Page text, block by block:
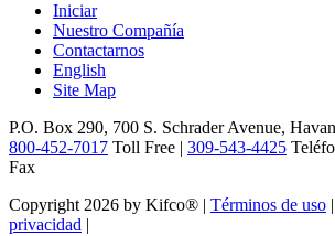
Iniciar
Nuestro Compañía
Contactarnos
English
Site Map
P.O. Box 290, 700 S. Schrader Avenue,
800-452-7017 Toll Free | 309-543-4425
Fax
Copyright 2026 by Kifco®
Términos de uso
privacidad